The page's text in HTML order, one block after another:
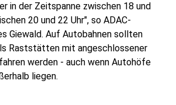
in der Zeitspanne zwischen 18 und
20 und 22 Uhr", so ADAC-
Giewald. Auf Autobahnen sollten
Raststätten mit angeschlossener
werden - auch wenn Autohöfe
liegen.